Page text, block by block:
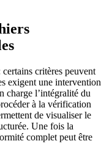
critères peuvent
exigent une intervention
charge l’intégralité du
à la vérification
de visualiser le
Une fois la
complet peut être